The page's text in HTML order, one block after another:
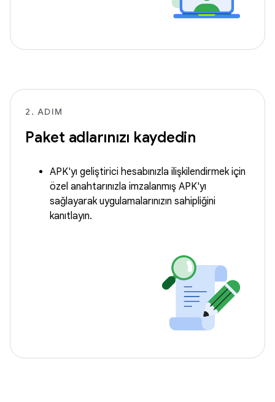
2. ADIM
Paket adlarınızı kaydedin
APK'yı geliştirici hesabınızla ilişkilendirmek için
özel anahtarınızla imzalanmış APK'yı
sağlayarak uygulamalarınızın sahipliğini
kanıtlayın.